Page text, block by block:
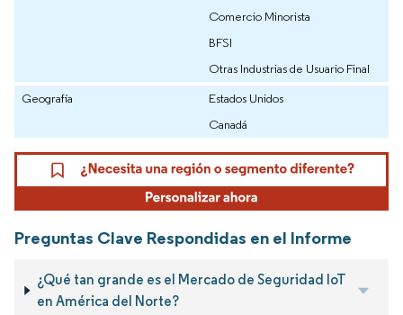
Comercio Minorista
BFSI
Otras Industrias de Usuario Final
Geografía
Estados Unidos
Canadá
Preguntas Clave Respondidas en el Informe
¿Qué tan grande es el Mercado de Seguridad IoT
en América del Norte?